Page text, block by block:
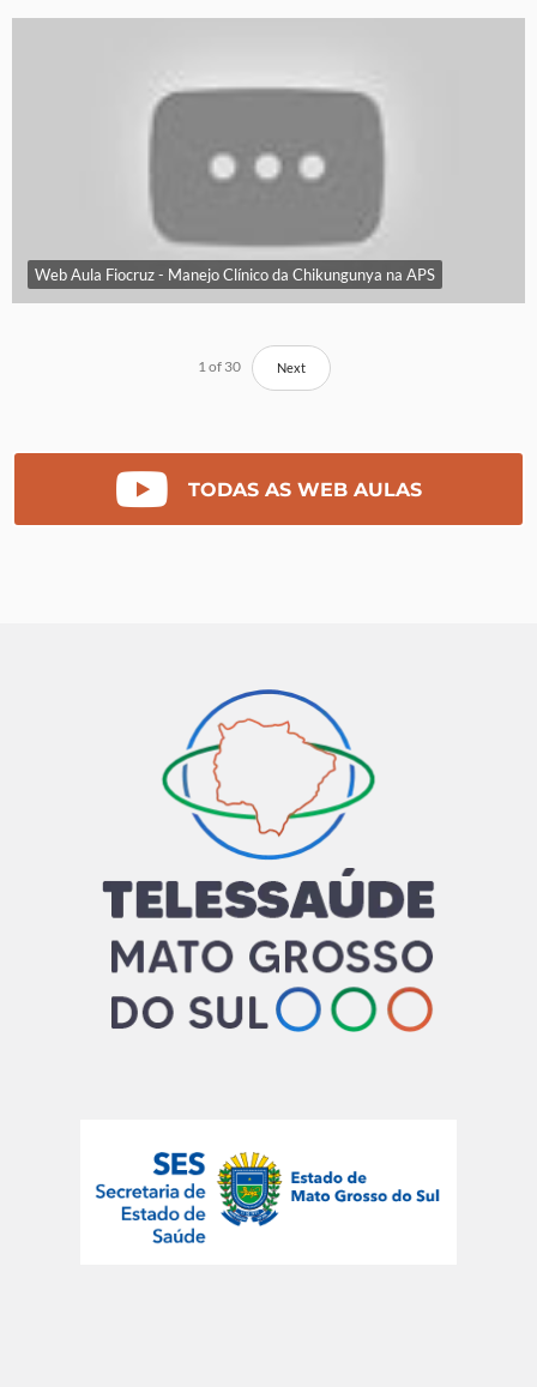
Web Aula Fiocruz - Manejo Clínico da Chikungunya na APS
1of 30 Next
TODAS AS WEB AULAS